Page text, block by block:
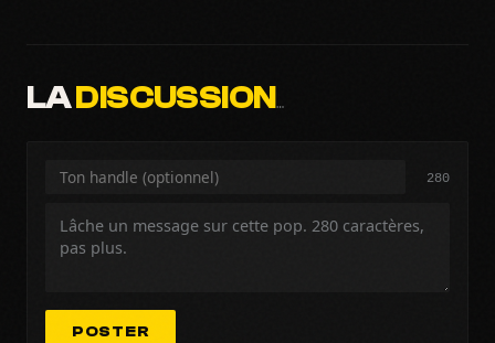
LADISCUSSION…
280
POSTER